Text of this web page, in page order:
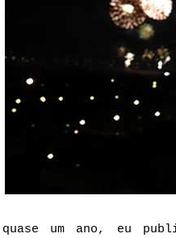
quase um ano, eu